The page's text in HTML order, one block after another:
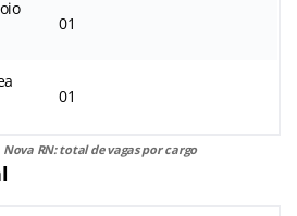
01
01
Nova RN: total de vagas por cargo